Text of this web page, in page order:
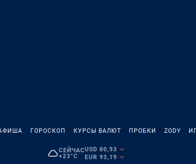
ГОРОСКОП КУРСЫ ВАЛЮТ ПРОБКИ ZODY
СЕЙЧАС
+23°C
USD 80,93
EUR 93,19